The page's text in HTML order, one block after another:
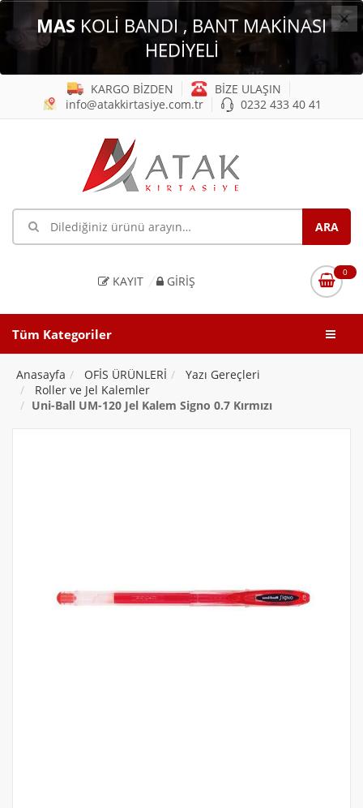
×
MAS KOLİ BANDI , BANT MAKİNASI
HEDİYELİ
KARGO BİZDEN
BİZE ULAŞIN
info@atakkirtasiye.com.tr
0232 433 40 41
KAYIT GIRIŞ
0
Tüm Kategoriler
Anasayfa OFİS ÜRÜNLERİ
Yazı Gereçleri
Roller ve Jel Kalemler
Uni-Ball UM-120 Jel Kalem Signo 0.7 Kırmızı